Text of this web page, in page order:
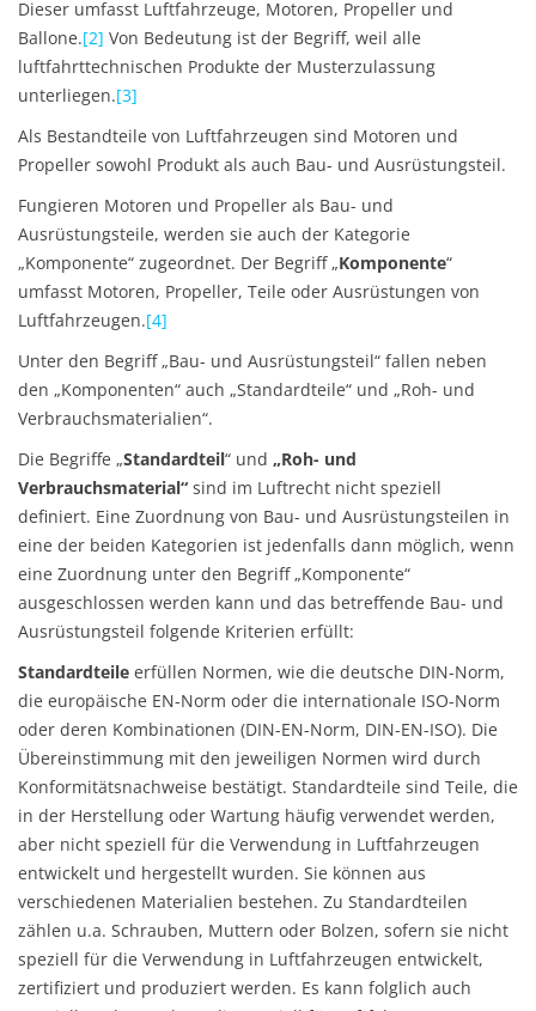
Dieser umfasst Luftfahrzeuge, Motoren, Propeller und
Ballone.[2] Von Bedeutung ist der Begriff, weil alle
luftfahrttechnischen Produkte der Musterzulassung
unterliegen.[3]
Als Bestandteile von Luftfahrzeugen sind Motoren und
Propeller sowohl Produkt als auch Bau- und Ausrüstungsteil.
Fungieren Motoren und Propeller als Bau- und
Ausrüstungsteile, werden sie auch der Kategorie
„Komponente“ zugeordnet. Der Begriff „Komponente“
umfasst Motoren, Propeller, Teile oder Ausrüstungen von
Luftfahrzeugen.[4]
Unter den Begriff „Bau- und Ausrüstungsteil“ fallen neben
den „Komponenten“ auch „Standardteile“ und „Roh- und
Verbrauchsmaterialien“.
Die Begriffe „Standardteil“ und „Roh- und
Verbrauchsmaterial“ sind im Luftrecht nicht speziell
definiert. Eine Zuordnung von Bau- und Ausrüstungsteilen in
eine der beiden Kategorien ist jedenfalls dann möglich, wenn
eine Zuordnung unter den Begriff „Komponente“
ausgeschlossen werden kann und das betreffende Bau- und
Ausrüstungsteil folgende Kriterien erfüllt:
Standardteile erfüllen Normen, wie die deutsche DIN-Norm,
die europäische EN-Norm oder die internationale ISO-Norm
oder deren Kombinationen (DIN-EN-Norm, DIN-EN-ISO). Die
Übereinstimmung mit den jeweiligen Normen wird durch
Konformitätsnachweise bestätigt. Standardteile sind Teile, die
in der Herstellung oder Wartung häufig verwendet werden,
aber nicht speziell für die Verwendung in Luftfahrzeugen
entwickelt und hergestellt wurden. Sie können aus
verschiedenen Materialien bestehen. Zu Standardteilen
zählen u.a. Schrauben, Muttern oder Bolzen, sofern sie nicht
speziell für die Verwendung in Luftfahrzeugen entwickelt,
zertifiziert und produziert werden. Es kann folglich auch